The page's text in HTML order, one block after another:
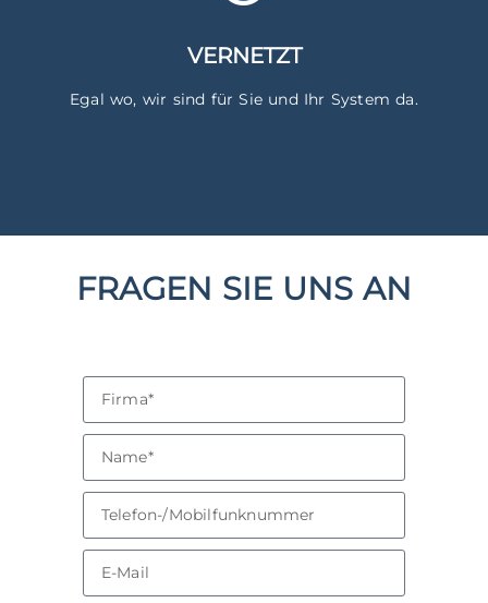
VERNETZT
Egal wo, wir sind für Sie und Ihr System da.
FRAGEN SIE UNS AN